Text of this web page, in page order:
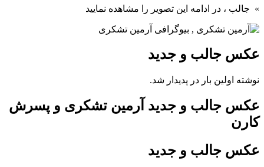
» جالب ، در ادامه این تصویر را مشاهده نمایید
عکس جالب و جدید
نوشته اولین بار در پدیدار شد.
عکس جالب و جدید آرمین تشکری و پسرش
کارن
عکس جالب و جدید